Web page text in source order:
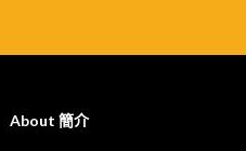
About 簡介